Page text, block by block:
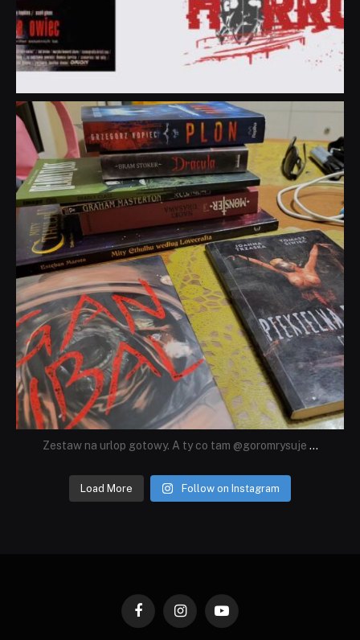
dobryhorror
Lip 31
Zestaw na urlop gotowy. A ty co tam @goromrysuje ...
Load More Follow on Instagram
FacebookInstagramYouTube